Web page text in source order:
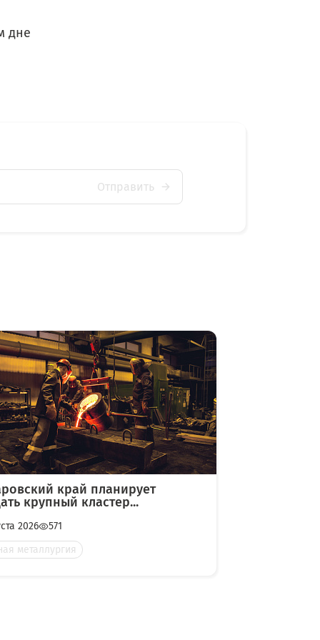
дне
Отправить
край планирует
крупный кластер...
2026
571
металлургия